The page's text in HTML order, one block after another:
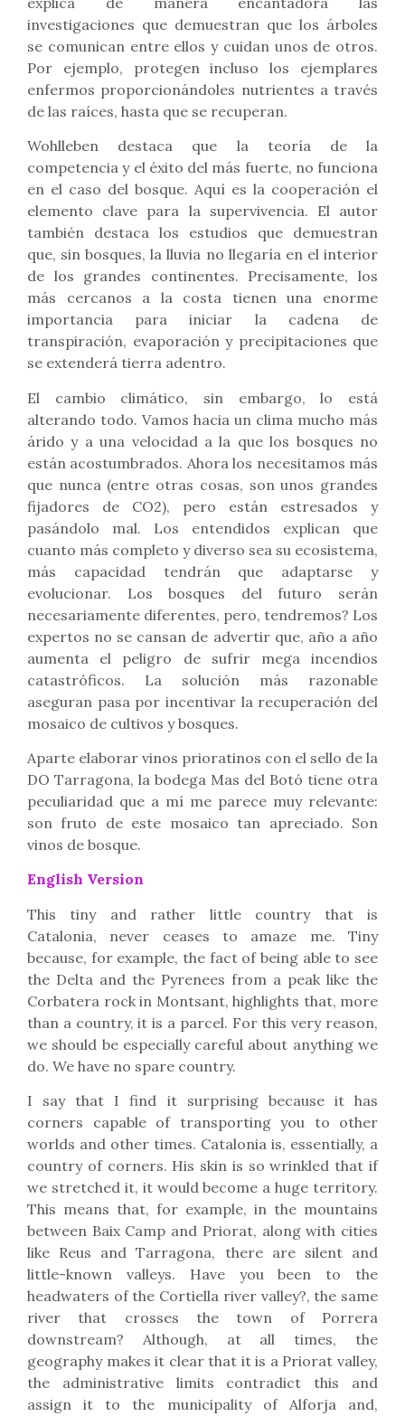
investigaciones que demuestran que los árboles
se comunican entre ellos y cuidan unos de otros.
Por ejemplo, protegen incluso los ejemplares
enfermos proporcionándoles nutrientes a través
de las raíces, hasta que se recuperan.
Wohlleben destaca que la teoría de la
competencia y el éxito del más fuerte, no funciona
en el caso del bosque. Aquí es la cooperación el
elemento clave para la supervivencia. El autor
también destaca los estudios que demuestran
que, sin bosques, la lluvia no llegaría en el interior
de los grandes continentes. Precisamente, los
más cercanos a la costa tienen una enorme
importancia para iniciar la cadena de
transpiración, evaporación y precipitaciones que
se extenderá tierra adentro.
El cambio climático, sin embargo, lo está
alterando todo. Vamos hacia un clima mucho más
árido y a una velocidad a la que los bosques no
están acostumbrados. Ahora los necesitamos más
que nunca (entre otras cosas, son unos grandes
fijadores de CO2), pero están estresados ​​y
pasándolo mal. Los entendidos explican que
cuanto más completo y diverso sea su ecosistema,
más capacidad tendrán que adaptarse y
evolucionar. Los bosques del futuro serán
necesariamente diferentes, pero, tendremos? Los
expertos no se cansan de advertir que, año a año
aumenta el peligro de sufrir mega incendios
catastróficos. La solución más razonable
aseguran pasa por incentivar la recuperación del
mosaico de cultivos y bosques.
Aparte elaborar vinos prioratinos con el sello de la
DO Tarragona, la bodega Mas del Botó tiene otra
peculiaridad que a mí me parece muy relevante:
son fruto de este mosaico tan apreciado. Son
vinos de bosque.
English Version
This tiny and rather little country that is
Catalonia, never ceases to amaze me. Tiny
because, for example, the fact of being able to see
the Delta and the Pyrenees from a peak like the
Corbatera rock in Montsant, highlights that, more
than a country, it is a parcel. For this very reason,
we should be especially careful about anything we
do. We have no spare country.
I say that I find it surprising because it has
corners capable of transporting you to other
worlds and other times. Catalonia is, essentially, a
country of corners. His skin is so wrinkled that if
we stretched it, it would become a huge territory.
This means that, for example, in the mountains
between Baix Camp and Priorat, along with cities
like Reus and Tarragona, there are silent and
little-known valleys. Have you been to the
headwaters of the Cortiella river valley?, the same
river that crosses the town of Porrera
downstream? Although, at all times, the
geography makes it clear that it is a Priorat valley,
the administrative limits contradict this and
assign it to the municipality of Alforja and,